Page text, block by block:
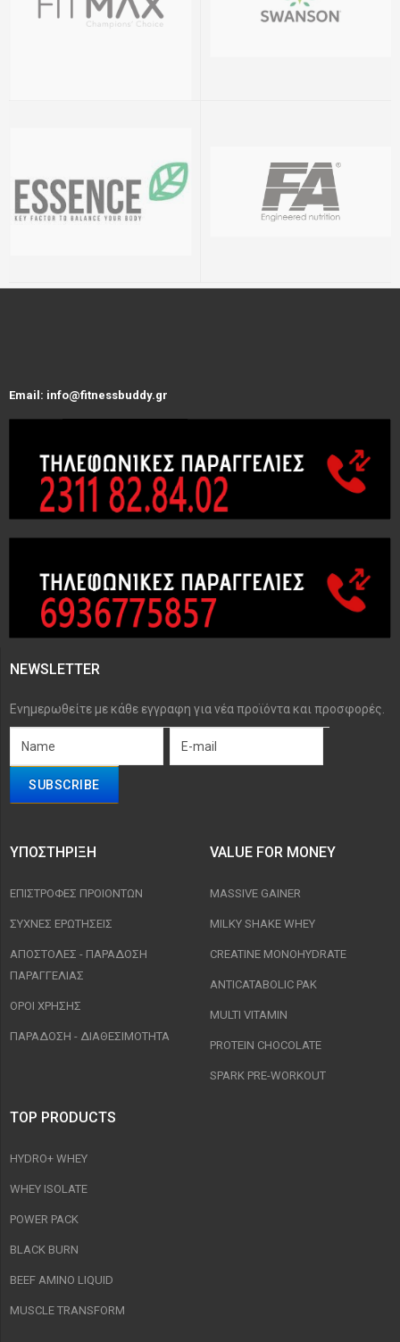
Email: info@fitnessbuddy.gr
NEWSLETTER
Ενημερωθείτε με κάθε εγγραφη για νέα προϊόντα και προσφορές.
ΥΠΟΣΤΉΡΙΞΗ
ΕΠΙΣΤΡΟΦΈΣ ΠΡΟΙΟΝΤΩΝ
ΣΥΧΝΈΣ ΕΡΩΤΉΣΕΙΣ
ΑΠΟΣΤΟΛΈΣ - ΠΑΡΆΔΟΣΗ
ΠΑΡΑΓΓΕΛΊΑΣ
ΟΡΟΙ ΧΡΉΣΗΣ
ΠΑΡΑΔΟΣΗ - ΔΙΑΘΕΣΙΜΌΤΗΤΑ
VALUE FOR MONEY
MASSIVE GAINER
MILKY SHAKE WHEY
CREATINE MONOHYDRATE
ANTICATABOLIC PAK
MULTI VITAMIN
PROTEIN CHOCOLATE
SPARK PRE-WORKOUT
TOP PRODUCTS
HYDRO+ WHEY
WHEY ISOLATE
POWER PACK
BLACK BURN
BEEF AMINO LIQUID
MUSCLE TRANSFORM